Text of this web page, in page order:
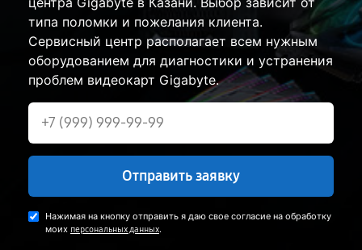
типа поломки и пожелания клиента.
Сервисный центр располагает всем нужным
оборудованием для диагностики и устранения
проблем видеокарт Gigabyte.
Отправить заявку
Нажимая на кнопку отправить я даю свое согласие на обработку
моих персональных данных.